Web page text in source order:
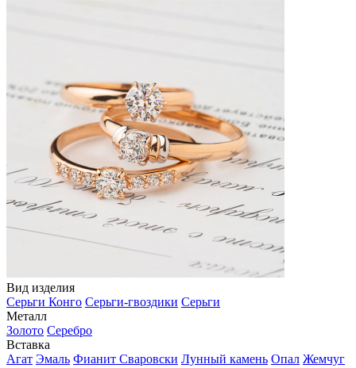
Вид изделия
Серьги Конго Серьги-гвоздики Серьги
Металл
Золото Серебро
Вставка
Агат Эмаль Фианит Сваровски Лунный камень Опал Жемчуг